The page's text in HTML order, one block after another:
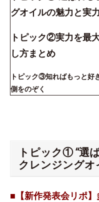
グオイルの魅力と実力
トピック②実力を最
し方まとめ
トピック③知ればもっと好
側をのぞく
トピック① “選
クレンジングオ
■【新作発表会リポ